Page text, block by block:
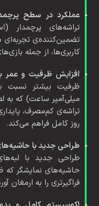
عملکرد در سطح
تراشه‌های پرچمدار
تضمین‌کننده‌ی تجربه‌ای
کاربری‌ها، از جمله
افزایش ظرفیت و عمر
میلی‌آمپر ساعت) که به
تراشه‌ی کم‌مصرف،
روز کامل فراهم می‌کند.
طراحی جدید با
طراحی جدید با
حاشیه‌های نمایشگر که
فراگیرتری را به ارمغان